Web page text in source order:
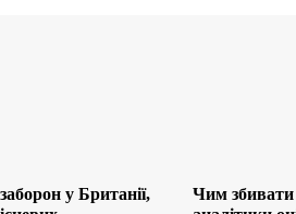
у Британії,
Чим збивати